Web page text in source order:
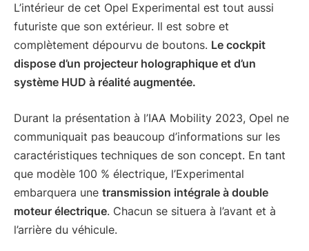
L’intérieur de cet Opel Experimental est tout aussi
futuriste que son extérieur. Il est sobre et
complètement dépourvu de boutons. Le cockpit
dispose d’un projecteur holographique et d’un
système HUD à réalité augmentée.
Durant la présentation à l’IAA Mobility 2023, Opel ne
communiquait pas beaucoup d’informations sur les
caractéristiques techniques de son concept. En tant
que modèle 100 % électrique, l’Experimental
embarquera une transmission intégrale à double
moteur électrique. Chacun se situera à l’avant et à
l’arrière du véhicule.